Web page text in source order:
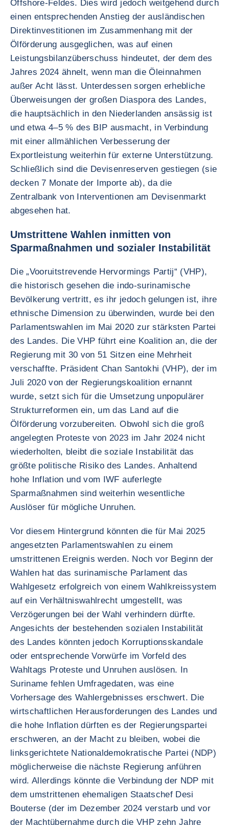
Offshore-Feldes. Dies wird jedoch weitgehend durch
einen entsprechenden Anstieg der ausländischen
Direktinvestitionen im Zusammenhang mit der
Ölförderung ausgeglichen, was auf einen
Leistungsbilanzüberschuss hindeutet, der dem des
Jahres 2024 ähnelt, wenn man die Öleinnahmen
außer Acht lässt. Unterdessen sorgen erhebliche
Überweisungen der großen Diaspora des Landes,
die hauptsächlich in den Niederlanden ansässig ist
und etwa 4–5 % des BIP ausmacht, in Verbindung
mit einer allmählichen Verbesserung der
Exportleistung weiterhin für externe Unterstützung.
Schließlich sind die Devisenreserven gestiegen (sie
decken 7 Monate der Importe ab), da die
Zentralbank von Interventionen am Devisenmarkt
abgesehen hat.
Umstrittene Wahlen inmitten von
Sparmaßnahmen und sozialer Instabilität
Die „Vooruitstrevende Hervormings Partij“ (VHP),
die historisch gesehen die indo-surinamische
Bevölkerung vertritt, es ihr jedoch gelungen ist, ihre
ethnische Dimension zu überwinden, wurde bei den
Parlamentswahlen im Mai 2020 zur stärksten Partei
des Landes. Die VHP führt eine Koalition an, die der
Regierung mit 30 von 51 Sitzen eine Mehrheit
verschaffte. Präsident Chan Santokhi (VHP), der im
Juli 2020 von der Regierungskoalition ernannt
wurde, setzt sich für die Umsetzung unpopulärer
Strukturreformen ein, um das Land auf die
Ölförderung vorzubereiten. Obwohl sich die groß
angelegten Proteste von 2023 im Jahr 2024 nicht
wiederholten, bleibt die soziale Instabilität das
größte politische Risiko des Landes. Anhaltend
hohe Inflation und vom IWF auferlegte
Sparmaßnahmen sind weiterhin wesentliche
Auslöser für mögliche Unruhen.
Vor diesem Hintergrund könnten die für Mai 2025
angesetzten Parlamentswahlen zu einem
umstrittenen Ereignis werden. Noch vor Beginn der
Wahlen hat das surinamische Parlament das
Wahlgesetz erfolgreich von einem Wahlkreissystem
auf ein Verhältniswahlrecht umgestellt, was
Verzögerungen bei der Wahl verhindern dürfte.
Angesichts der bestehenden sozialen Instabilität
des Landes könnten jedoch Korruptionsskandale
oder entsprechende Vorwürfe im Vorfeld des
Wahltags Proteste und Unruhen auslösen. In
Suriname fehlen Umfragedaten, was eine
Vorhersage des Wahlergebnisses erschwert. Die
wirtschaftlichen Herausforderungen des Landes und
die hohe Inflation dürften es der Regierungspartei
erschweren, an der Macht zu bleiben, wobei die
linksgerichtete Nationaldemokratische Partei (NDP)
möglicherweise die nächste Regierung anführen
wird. Allerdings könnte die Verbindung der NDP mit
dem umstrittenen ehemaligen Staatschef Desi
Bouterse (der im Dezember 2024 verstarb und vor
der Machtübernahme durch die VHP zehn Jahre